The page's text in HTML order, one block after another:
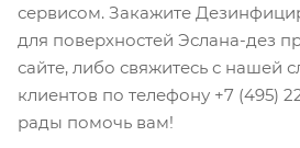
сервисом. Закажите
для поверхностей Эслана-дез
сайте, либо свяжитесь с нашей
клиентов по телефону +7 (495)
рады помочь вам!